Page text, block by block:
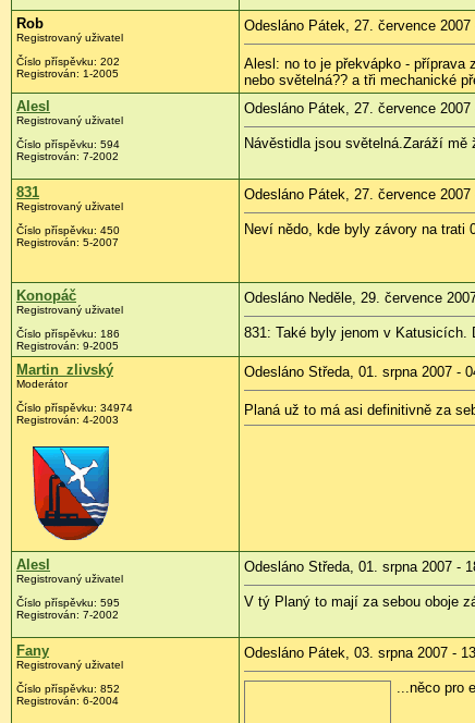
Rob
Registrovaný uživatel
Číslo příspěvku: 202
Registrován: 1-2005
Odesláno Pátek, 27. července 2007
Alesl: no to je překvápko - příprava
nebo světelná?? a tři mechanické
Alesl
Registrovaný uživatel
Číslo příspěvku: 594
Registrován: 7-2002
Odesláno Pátek, 27. července 2007
Návěstidla jsou světelná.Zaráží mě
831
Registrovaný uživatel
Číslo příspěvku: 450
Registrován: 5-2007
Odesláno Pátek, 27. července 2007
Neví nědo, kde byly závory na trati
Konopáč
Registrovaný uživatel
Číslo příspěvku: 186
Registrován: 9-2005
Odesláno Neděle, 29. července
831: Také byly jenom v Katusicích.
Martin_zlivský
Moderátor
Číslo příspěvku: 34974
Registrován: 4-2003
Odesláno Středa, 01. srpna 2007 -
Planá už to má asi definitivně za
Alesl
Registrovaný uživatel
Číslo příspěvku: 595
Registrován: 7-2002
Odesláno Středa, 01. srpna 2007 -
V tý Planý to mají za sebou oboje
Fany
Registrovaný uživatel
Číslo příspěvku: 852
Registrován: 6-2004
Odesláno Pátek, 03. srpna 2007 -
...něco pro